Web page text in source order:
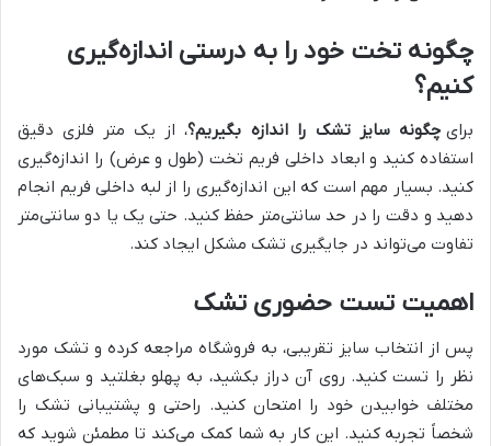
چگونه تخت خود را به درستی اندازه‌گیری
کنیم؟
برای چگونه سایز تشک را اندازه بگیریم؟، از یک متر فلزی دقیق
استفاده کنید و ابعاد داخلی فریم تخت (طول و عرض) را اندازه‌گیری
کنید. بسیار مهم است که این اندازه‌گیری را از لبه داخلی فریم انجام
دهید و دقت را در حد سانتی‌متر حفظ کنید. حتی یک یا دو سانتی‌متر
تفاوت می‌تواند در جایگیری تشک مشکل ایجاد کند.
اهمیت تست حضوری تشک
پس از انتخاب سایز تقریبی، به فروشگاه مراجعه کرده و تشک مورد
نظر را تست کنید. روی آن دراز بکشید، به پهلو بغلتید و سبک‌های
مختلف خوابیدن خود را امتحان کنید. راحتی و پشتیبانی تشک را
شخصاً تجربه کنید. این کار به شما کمک می‌کند تا مطمئن شوید که